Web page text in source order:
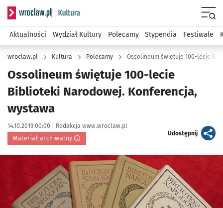
Serwis informacyjny wroclaw.pl podserwis: Kultura
Aktualności Wydział Kultury Polecamy Stypendia Festiwale
wroclaw.pl Kultura Polecamy Ossolineum świętuje 100-lecie
Ossolineum świętuje 100-lecie
Biblioteki Narodowej. Konferencja,
wystawa
Data publikacji:
14.10.2019 00:00 | Autor:
Redakcja www.wroclaw.pl
Materiał archiwalny
Udostępnijartykuł
Kliknij, aby powiększyć